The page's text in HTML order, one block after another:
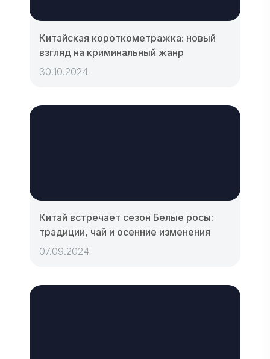
Китайская короткометражка: новый
взгляд на криминальный жанр
30.10.2024
Китай встречает сезон Белые росы:
традиции, чай и осенние изменения
07.09.2024